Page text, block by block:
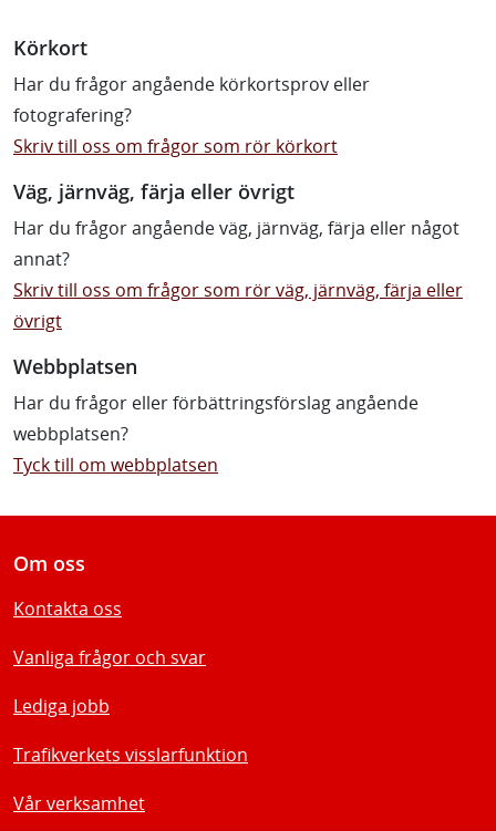
Körkort
Har du frågor angående körkortsprov eller
fotografering?
Skriv till oss om frågor som rör körkort
Väg, järnväg, färja eller övrigt
Har du frågor angående väg, järnväg, färja eller något
annat?
Skriv till oss om frågor som rör väg, järnväg, färja eller
övrigt
Webbplatsen
Har du frågor eller förbättringsförslag angående
webbplatsen?
Tyck till om webbplatsen
Om oss
Kontakta oss
Vanliga frågor och svar
Lediga jobb
Trafikverkets visslarfunktion
Vår verksamhet